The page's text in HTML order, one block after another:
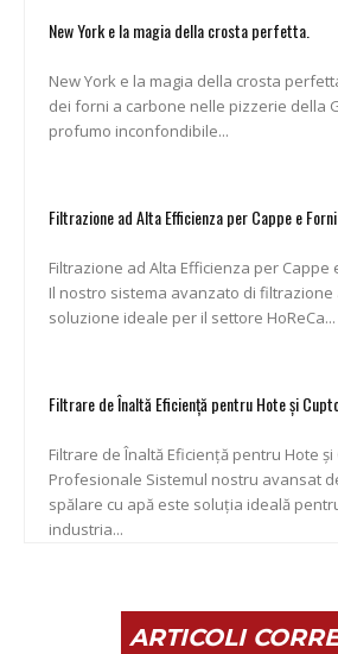
New York e la magia della crosta perfetta.
New York e la magia della crosta
dei forni a carbone nelle pizzerie della
profumo inconfondibile...
Filtrazione ad Alta Efficienza per Cappe e
Filtrazione ad Alta Efficienza per Cappe
Il nostro sistema avanzato di filtrazione
soluzione ideale per il settore HoReCa...
Filtrare de Înaltă Eficiență pentru Hote și
Filtrare de Înaltă Eficiență pentru Hote
Profesionale Sistemul nostru avansat de filtrare prin
spălare cu apă este soluția ideală
industria...
ARTICOLI